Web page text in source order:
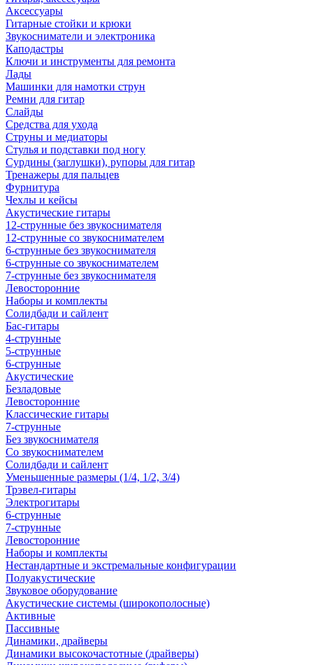
Аксессуары
Гитарные стойки и крюки
Звукосниматели и электроника
Каподастры
Ключи и инструменты для ремонта
Лады
Машинки для намотки струн
Ремни для гитар
Слайды
Средства для ухода
Струны и медиаторы
Стулья и подставки под ногу
Сурдины (заглушки), рупоры для гитар
Тренажеры для пальцев
Фурнитура
Чехлы и кейсы
Акустические гитары
12-струнные без звукоснимателя
12-струнные со звукоснимателем
6-струнные без звукоснимателя
6-струнные со звукоснимателем
7-струнные без звукоснимателя
Левосторонние
Наборы и комплекты
Солидбади и сайлент
Бас-гитары
4-струнные
5-струнные
6-струнные
Акустические
Безладовые
Левосторонние
Классические гитары
7-струнные
Без звукоснимателя
Со звукоснимателем
Солидбади и сайлент
Уменьшенные размеры (1/4, 1/2, 3/4)
Трэвел-гитары
Электрогитары
6-струнные
7-струнные
Левосторонние
Наборы и комплекты
Нестандартные и экстремальные конфигурации
Полуакустические
Звуковое оборудование
Акустические системы (широкополосные)
Активные
Пассивные
Динамики, драйверы
Динамики высокочастотные (драйверы)